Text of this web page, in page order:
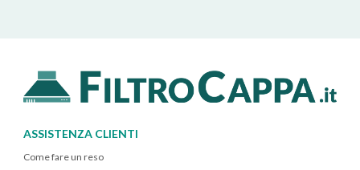
ASSISTENZA CLIENTI
Come fare un reso